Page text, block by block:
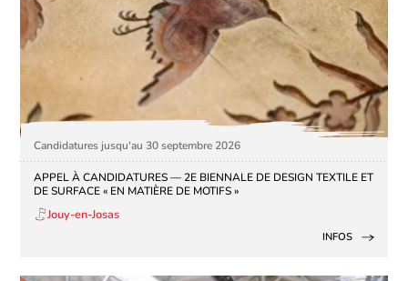
Candidatures jusqu'au 30 septembre 2026
APPEL À CANDIDATURES — 2E BIENNALE DE DESIGN TEXTILE ET
DE SURFACE « EN MATIÈRE DE MOTIFS »
Jouy-en-Josas
INFOS